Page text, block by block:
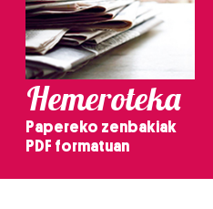
Hemeroteka
Papereko zenbakiak
PDF formatuan